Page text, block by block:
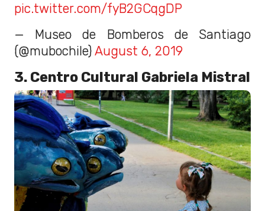
pic.twitter.com/fyB2GCqgDP
— Museo de Bomberos de Santiago
(@mubochile) August 6, 2019
3. Centro Cultural Gabriela Mistral